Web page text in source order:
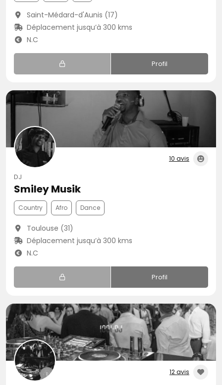
Saint-Médard-d'Aunis (17)
Déplacement jusqu’à 300 kms
N.C
Profil
10 avis
DJ
Smiley Musik
Country Afro Dance
Toulouse (31)
Déplacement jusqu’à 300 kms
N.C
Profil
12 avis